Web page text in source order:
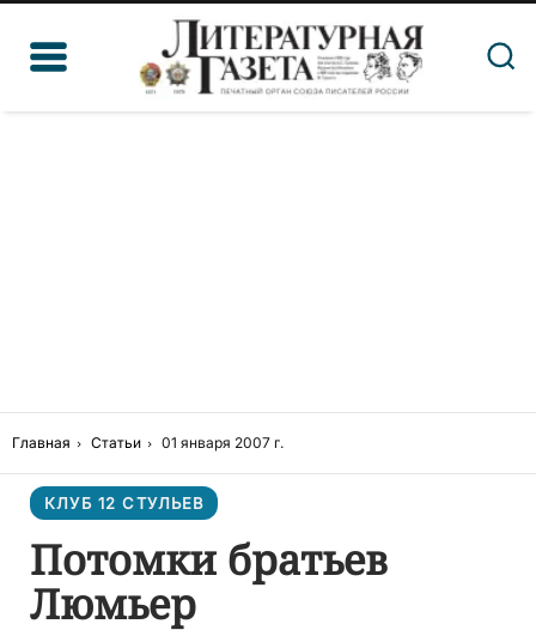
Главная Статьи 01 января 2007 г.
КЛУБ 12 СТУЛЬЕВ
Потомки братьев
Люмьер